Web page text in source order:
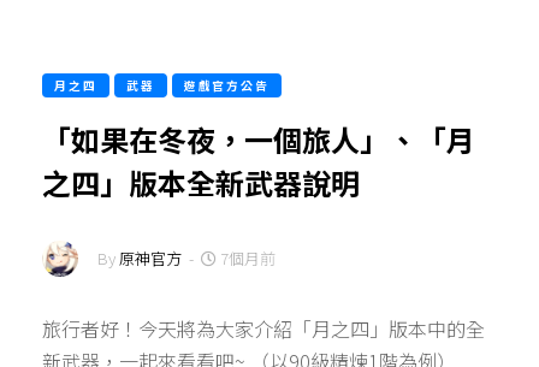
月之四 武器 遊戲官方公告
「如果在冬夜，一個旅人」、「月
之四」版本全新武器說明
By 原神官方 - 7個月前
旅行者好！今天將為大家介紹「月之四」版本中的全
新武器，一起來看看吧~ （以90級精煉1階為例）